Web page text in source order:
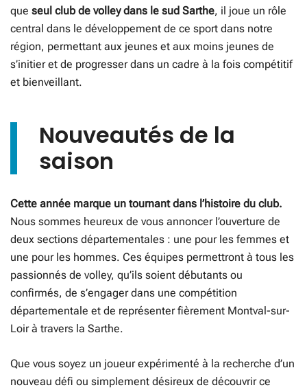
que seul club de volley dans le sud Sarthe, il joue un rôle
central dans le développement de ce sport dans notre
région, permettant aux jeunes et aux moins jeunes de
s’initier et de progresser dans un cadre à la fois compétitif
et bienveillant.
Nouveautés de la
saison
Cette année marque un tournant dans l’histoire du club.
Nous sommes heureux de vous annoncer l’ouverture de
deux sections départementales : une pour les femmes et
une pour les hommes. Ces équipes permettront à tous les
passionnés de volley, qu’ils soient débutants ou
confirmés, de s’engager dans une compétition
départementale et de représenter fièrement Montval-sur-
Loir à travers la Sarthe.
Que vous soyez un joueur expérimenté à la recherche d’un
nouveau défi ou simplement désireux de découvrir ce